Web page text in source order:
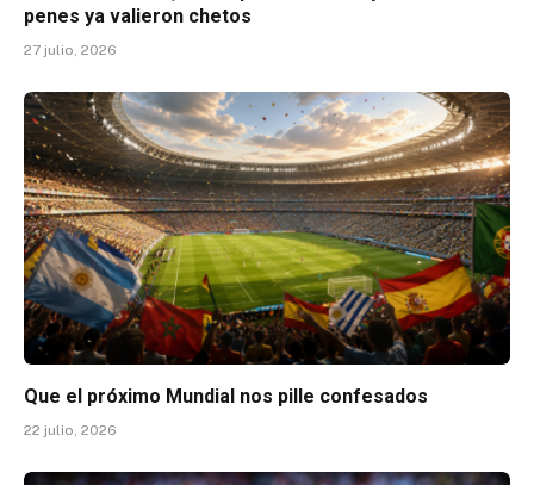
penes ya valieron chetos
27 julio, 2026
Que el próximo Mundial nos pille confesados
22 julio, 2026